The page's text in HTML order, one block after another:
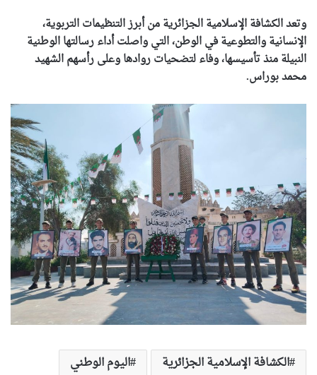
وتعد الكشافة الإسلامية الجزائرية من أبرز التنظيمات التربوية،
الإنسانية والتطوعية في الوطن، التي واصلت أداء رسالتها الوطنية
النبيلة منذ تأسيسها، وفاء لتضحيات روادها وعلى رأسهم الشهيد
محمد بوراس.
الكشافة الإسلامية الجزائرية
اليوم الوطني